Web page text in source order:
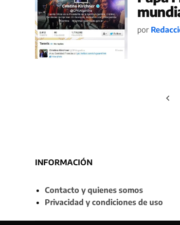
por
INFORMACIÓN
Contacto y quienes somos
Privacidad y condiciones de uso